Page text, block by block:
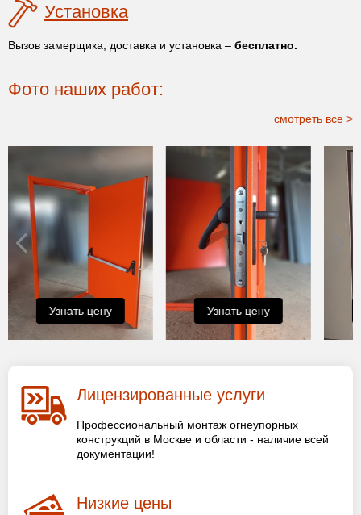
Установка
Вызов замерщика, доставка и установка – бесплатно.
Фото наших работ:
смотреть все >
Узнать цену Узнать цену
Лицензированные услуги
Профессиональный монтаж огнеупорных
конструкций в Москве и области - наличие всей
документации!
Низкие цены